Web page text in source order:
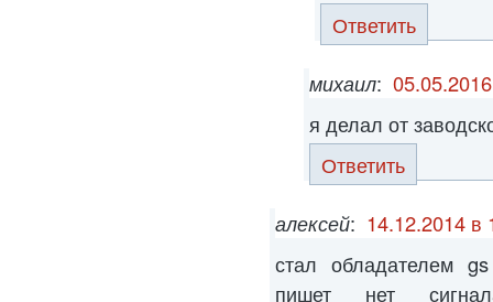
Ответить
михаил:
я делал от
Ответить
алексей: 14.12.2014 в
стал обладателем
пишет нет